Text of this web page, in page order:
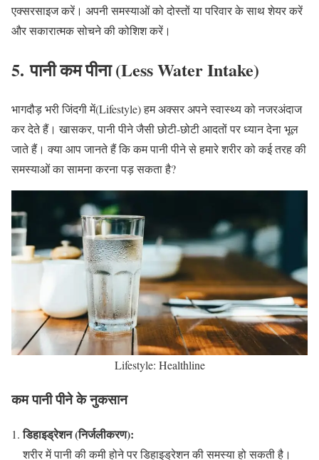
एक्सरसाइज करें। अपनी समस्याओं को दोस्तों या परिवार के साथ शेयर करें
और सकारात्मक सोचने की कोशिश करें।
5. पानी कम पीना (Less Water Intake)
भागदौड़ भरी जिंदगी में(Lifestyle) हम अक्सर अपने स्वास्थ्य को नजरअंदाज
कर देते हैं। खासकर, पानी पीने जैसी छोटी-छोटी आदतों पर ध्यान देना भूल
जाते हैं। क्या आप जानते हैं कि कम पानी पीने से हमारे शरीर को कई तरह की
समस्याओं का सामना करना पड़ सकता है?
Lifestyle: Healthline
कम पानी पीने के नुकसान
डिहाइड्रेशन (निर्जलीकरण):
शरीर में पानी की कमी होने पर डिहाइड्रेशन की समस्या हो सकती है।